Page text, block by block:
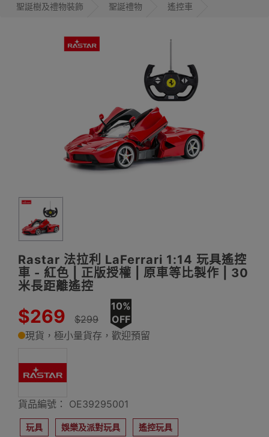
聖誕樹及禮物裝飾 聖誕禮物 遙控車
Rastar 法拉利 LaFerrari 1:14 玩具遙控
車 - 紅色 | 正版授權 | 原車等比製作 | 30
米長距離遙控
$269 $299
10%
OFF
現貨，極小量貨存，歡迎預留
貨品編號： OE39295001
玩具 娛樂及派對玩具 遙控玩具